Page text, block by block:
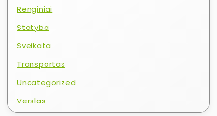
Renginiai
Statyba
Sveikata
Transportas
Uncategorized
Verslas